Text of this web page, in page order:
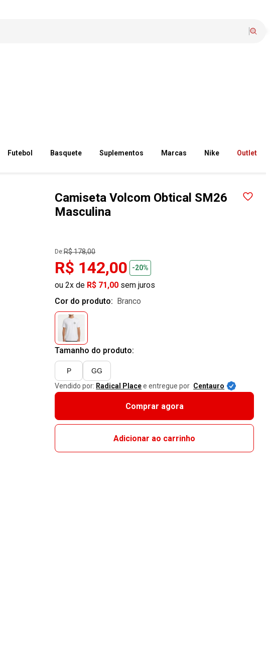
Futebol Basquete Suplementos Marcas Nike Outlet
Camiseta Volcom Obtical SM26
Masculina
De:R$ 178,00
R$ 142,00 -20%
ou 2x de R$ 71,00 sem juros
Cor do produto:
branco
Tamanho do produto:
P
GG
Vendido por: Radical Placee entregue por Centauro
Comprar agora
Adicionar ao carrinho